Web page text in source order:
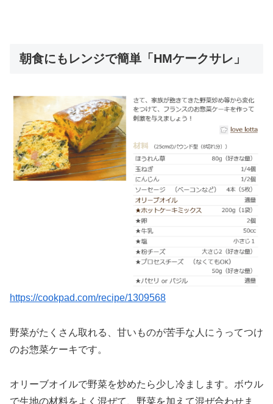
朝食にもレンジで簡単「HMケークサレ」
https://cookpad.com/recipe/1309568
野菜がたくさん取れる、甘いものが苦手な人にうってつけ
のお惣菜ケーキです。
オリーブオイルで野菜を炒めたら少し冷まします。ボウル
で生地の材料をよく混ぜて、野菜を加えて混ぜ合わせま